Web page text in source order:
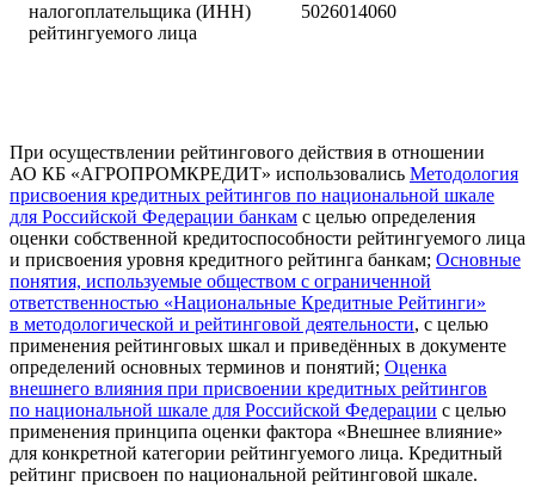
налогоплательщика (ИНН)
рейтингуемого лица
5026014060
При осуществлении рейтингового действия в отношении
АО КБ «АГРОПРОМКРЕДИТ» использовались Методология
присвоения кредитных рейтингов по национальной шкале
для Российской Федерации банкам с целью определения
оценки собственной кредитоспособности рейтингуемого лица
и присвоения уровня кредитного рейтинга банкам; Основные
понятия, используемые обществом с ограниченной
ответственностью «Национальные Кредитные Рейтинги»
в методологической и рейтинговой деятельности, с целью
применения рейтинговых шкал и приведённых в документе
определений основных терминов и понятий; Оценка
внешнего влияния при присвоении кредитных рейтингов
по национальной шкале для Российской Федерации с целью
применения принципа оценки фактора «Внешнее влияние»
для конкретной категории рейтингуемого лица. Кредитный
рейтинг присвоен по национальной рейтинговой шкале.